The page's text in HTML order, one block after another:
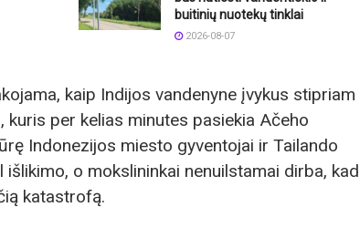
buitinių nuotekų tinklai
2026-08-07
kaip Indijos vandenyne įvykus stipriam
kuris per kelias minutes pasiekia Ačeho
Indonezijos miesto gyventojai ir Tailando
o mokslininkai nenuilstamai dirba, kad
katastrofą.